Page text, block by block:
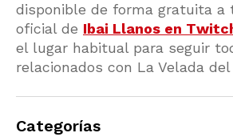
disponible de forma gratuita a
oficial de Ibai Llanos en
el lugar habitual para seguir
relacionados con La Velada del
Categorías